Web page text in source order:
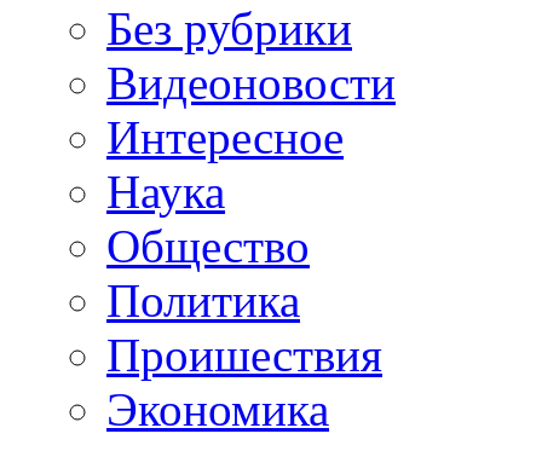
Без рубрики
Видеоновости
Интересное
Наука
Общество
Политика
Проишествия
Экономика